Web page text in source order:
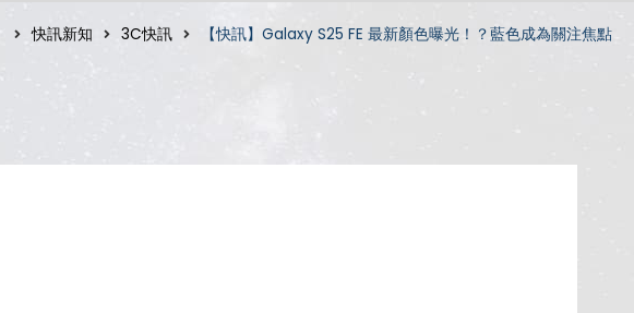
快訊新知 3C快訊 【快訊】Galaxy S25 FE 最新顏色曝光！？藍色成為關注焦點